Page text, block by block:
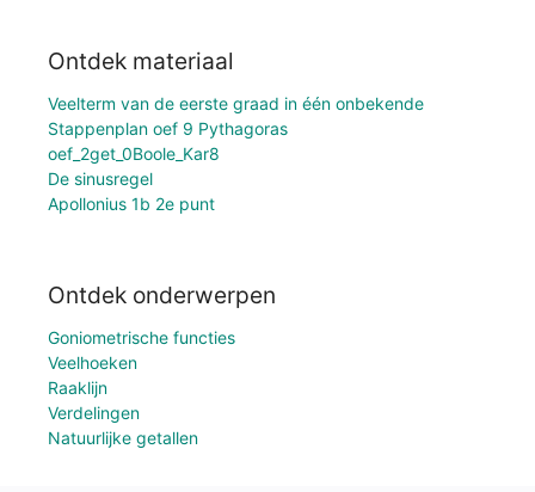
Ontdek materiaal
Veelterm van de eerste graad in één onbekende
Stappenplan oef 9 Pythagoras
oef_2get_0Boole_Kar8
De sinusregel
Apollonius 1b 2e punt
Ontdek onderwerpen
Goniometrische functies
Veelhoeken
Raaklijn
Verdelingen
Natuurlijke getallen